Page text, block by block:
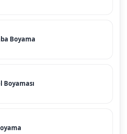
Boyama
Boyaması